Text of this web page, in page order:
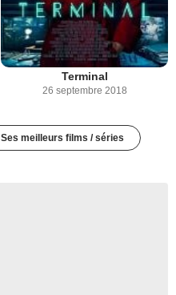
Terminal
26 septembre 2018
Ses meilleurs films / séries